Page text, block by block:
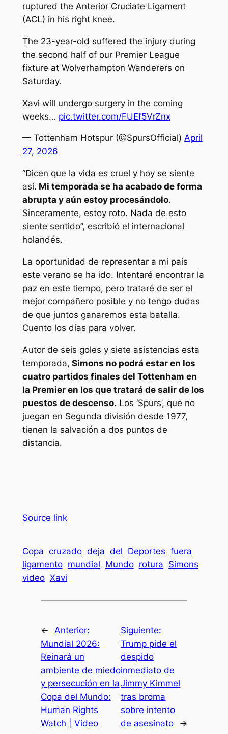
ruptured the Anterior Cruciate Ligament
(ACL) in his right knee.
The 23-year-old suffered the injury during
the second half of our Premier League
fixture at Wolverhampton Wanderers on
Saturday.
Xavi will undergo surgery in the coming
weeks… pic.twitter.com/FUEf5VrZnx
— Tottenham Hotspur (@SpursOfficial) April
27, 2026
“Dicen que la vida es cruel y hoy se siente
así. Mi temporada se ha acabado de forma
abrupta y aún estoy procesándolo.
Sinceramente, estoy roto. Nada de esto
siente sentido”, escribió el internacional
holandés.
La oportunidad de representar a mi país
este verano se ha ido. Intentaré encontrar la
paz en este tiempo, pero trataré de ser el
mejor compañero posible y no tengo dudas
de que juntos ganaremos esta batalla.
Cuento los días para volver.
Autor de seis goles y siete asistencias esta
temporada, Simons no podrá estar en los
cuatro partidos finales del Tottenham en
la Premier en los que tratará de salir de los
puestos de descenso. Los ‘Spurs’, que no
juegan en Segunda división desde 1977,
tienen la salvación a dos puntos de
distancia.
Source link
Copa cruzado deja del Deportes fuera
ligamento mundial Mundo rotura Simons
video Xavi
← Anterior:
Mundial 2026:
Reinará un
ambiente de miedo
y persecución en la
Copa del Mundo:
Human Rights
Watch | Video
Siguiente:
Trump pide el
despido
inmediato de
Jimmy Kimmel
tras broma
sobre intento
de asesinato
→